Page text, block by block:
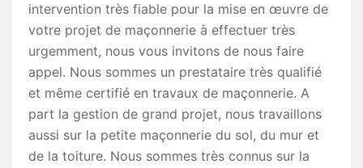
intervention très fiable pour la mise en œuvre de
votre projet de maçonnerie à effectuer très
urgemment, nous vous invitons de nous faire
appel. Nous sommes un prestataire très qualifié
et même certifié en travaux de maçonnerie. A
part la gestion de grand projet, nous travaillons
aussi sur la petite maçonnerie du sol, du mur et
de la toiture. Nous sommes très connus sur la